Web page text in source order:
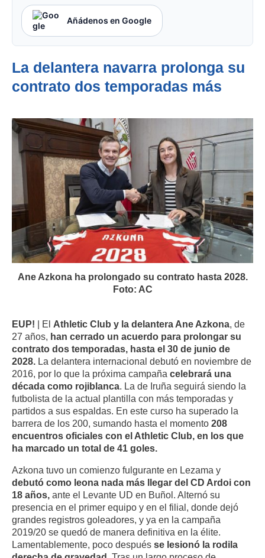
Añádenos en Google
La delantera navarra prolonga su
contrato dos temporadas más
Ane Azkona ha prolongado su contrato hasta 2028.
Foto: AC
EUP! | El Athletic Club y la delantera Ane Azkona, de
27 años, han cerrado un acuerdo para prolongar su
contrato dos temporadas, hasta el 30 de junio de
2028. La delantera internacional debutó en noviembre de
2016, por lo que la próxima campaña celebrará una
década como rojiblanca. La de Iruña seguirá siendo la
futbolista de la actual plantilla con más temporadas y
partidos a sus espaldas. En este curso ha superado la
barrera de los 200, sumando hasta el momento 208
encuentros oficiales con el Athletic Club, en los que
ha marcado un total de 41 goles.
Azkona tuvo un comienzo fulgurante en Lezama y
debutó como leona nada más llegar del CD Ardoi con
18 años, ante el Levante UD en Buñol. Alternó su
presencia en el primer equipo y en el filial, donde dejó
grandes registros goleadores, y ya en la campaña
2019/20 se quedó de manera definitiva en la élite.
Lamentablemente, poco después se lesionó la rodila